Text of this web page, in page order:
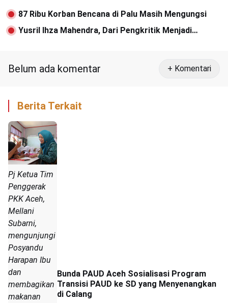
87 Ribu Korban Bencana di Palu Masih Mengungsi
Yusril Ihza Mahendra, Dari Pengkritik Menjadi
Belum ada komentar + Komentari
Berita Terkait
Pj Ketua Tim
Penggerak
PKK Aceh,
Mellani
Subarni,
mengunjungi
Posyandu
Harapan Ibu
dan
membagikan
makanan
Bunda PAUD Aceh Sosialisasi Program
Transisi PAUD ke SD yang Menyenangkan
di Calang